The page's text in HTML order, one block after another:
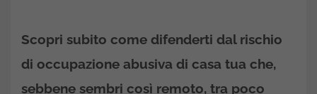
Scopri subito come difenderti dal rischio
di occupazione abusiva di casa tua che,
sebbene sembri così remoto, tra poco